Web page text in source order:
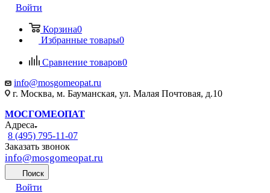
Войти
Корзина0
Избранные товары0
Сравнение товаров0
info@mosgomeopat.ru
г. Москва, м. Бауманская, ул. Малая Почтовая, д.10
МОСГОМЕОПАТ
Адреса
8 (495) 795-11-07
Заказать звонок
info@mosgomeopat.ru
Поиск
Войти